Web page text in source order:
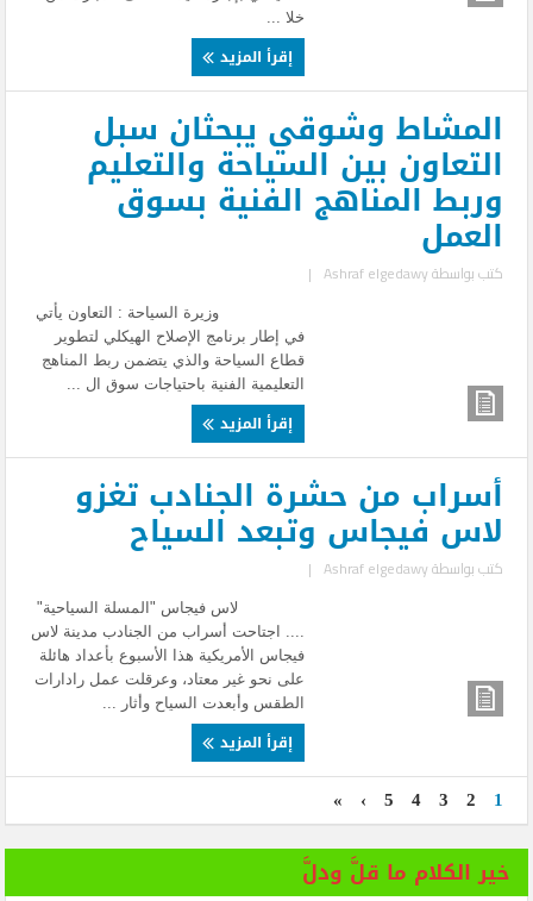
خلا ...
إقرأ المزيد
المشاط وشوقي يبحثان سبل
التعاون بين السياحة والتعليم
وربط المناهج الفنية بسوق
العمل
كتب بواسطةAshraf elgedawy
|
وزيرة السياحة : التعاون يأتي
في إطار برنامج الإصلاح الهيكلي لتطوير
قطاع السياحة والذي يتضمن ربط المناهج
التعليمية الفنية باحتياجات سوق ال ...
إقرأ المزيد
أسراب من حشرة الجنادب تغزو
لاس فيجاس وتبعد السياح
كتب بواسطةAshraf elgedawy
|
لاس فيجاس "المسلة السياحية"
.... اجتاحت أسراب من الجنادب مدينة لاس
فيجاس الأمريكية هذا الأسبوع بأعداد هائلة
على نحو غير معتاد، وعرقلت عمل رادارات
الطقس وأبعدت السياح وأثار ...
إقرأ المزيد
1
2
3
4
5
›
»
خير الكلام ما قلَّ ودلَّ